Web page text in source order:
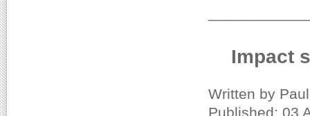
Impact
Written by
Published: 03